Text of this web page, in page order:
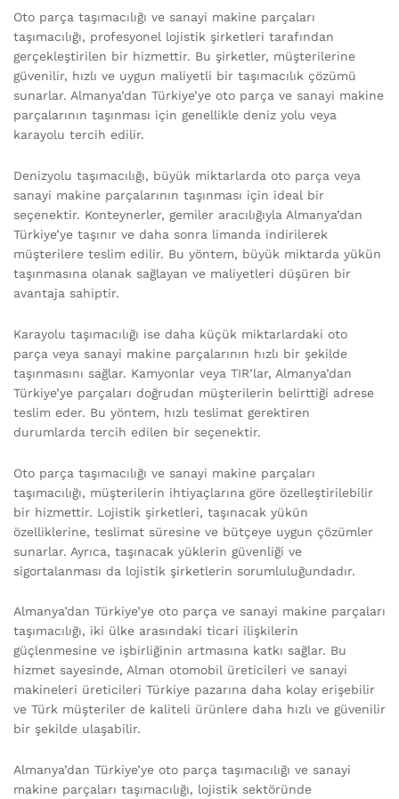
Oto parça taşımacılığı ve sanayi makine parçaları
taşımacılığı, profesyonel lojistik şirketleri tarafından
gerçekleştirilen bir hizmettir. Bu şirketler, müşterilerine
güvenilir, hızlı ve uygun maliyetli bir taşımacılık çözümü
sunarlar. Almanya’dan Türkiye’ye oto parça ve sanayi makine
parçalarının taşınması için genellikle deniz yolu veya
karayolu tercih edilir.
Denizyolu taşımacılığı, büyük miktarlarda oto parça veya
sanayi makine parçalarının taşınması için ideal bir
seçenektir. Konteynerler, gemiler aracılığıyla Almanya’dan
Türkiye’ye taşınır ve daha sonra limanda indirilerek
müşterilere teslim edilir. Bu yöntem, büyük miktarda yükün
taşınmasına olanak sağlayan ve maliyetleri düşüren bir
avantaja sahiptir.
Karayolu taşımacılığı ise daha küçük miktarlardaki oto
parça veya sanayi makine parçalarının hızlı bir şekilde
taşınmasını sağlar. Kamyonlar veya TIR’lar, Almanya’dan
Türkiye’ye parçaları doğrudan müşterilerin belirttiği adrese
teslim eder. Bu yöntem, hızlı teslimat gerektiren
durumlarda tercih edilen bir seçenektir.
Oto parça taşımacılığı ve sanayi makine parçaları
taşımacılığı, müşterilerin ihtiyaçlarına göre özelleştirilebilir
bir hizmettir. Lojistik şirketleri, taşınacak yükün
özelliklerine, teslimat süresine ve bütçeye uygun çözümler
sunarlar. Ayrıca, taşınacak yüklerin güvenliği ve
sigortalanması da lojistik şirketlerin sorumluluğundadır.
Almanya’dan Türkiye’ye oto parça ve sanayi makine parçaları
taşımacılığı, iki ülke arasındaki ticari ilişkilerin
güçlenmesine ve işbirliğinin artmasına katkı sağlar. Bu
hizmet sayesinde, Alman otomobil üreticileri ve sanayi
makineleri üreticileri Türkiye pazarına daha kolay erişebilir
ve Türk müşteriler de kaliteli ürünlere daha hızlı ve güvenilir
bir şekilde ulaşabilir.
Almanya’dan Türkiye’ye oto parça taşımacılığı ve sanayi
makine parçaları taşımacılığı, lojistik sektöründe